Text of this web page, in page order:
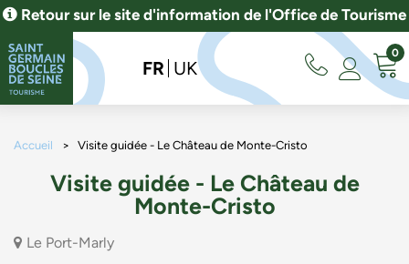
Retour sur le site d'information de l'Office de Tourisme
FR UK
0
Accueil > Visite guidée - Le Château de Monte-Cristo
Visite guidée - Le Château de
Monte-Cristo
Le Port-Marly